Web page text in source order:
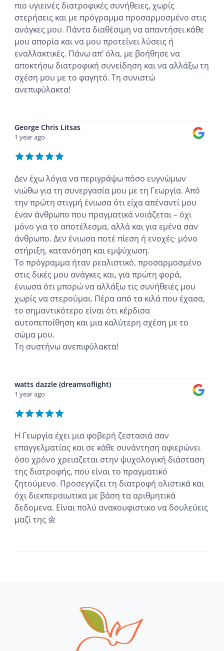
πιο υγιεινές διατροφικές συνήθειες, χωρίς
στερήσεις και με πρόγραμμα προσαρμοσμένο στις
ανάγκες μου. Πάντα διαθέσιμη να απαντήσει κάθε
μου απορία και να μου προτείνει λύσεις ή
εναλλακτικές. Πάνω απ’ όλα, με βοήθησε να
αποκτήσω διατροφική συνείδηση και να αλλάξω τη
σχέση μου με το φαγητό. Τη συνιστώ
ανεπιφύλακτα!
George Chris Litsas
1 year ago
Δεν έχω λόγια να περιγράψω πόσο ευγνώμων
νιώθω για τη συνεργασία μου με τη Γεωργία. Από
την πρώτη στιγμή ένιωσα ότι είχα απέναντί μου
έναν άνθρωπο που πραγματικά νοιάζεται – όχι
μόνο για το αποτέλεσμα, αλλά και για εμένα σαν
άνθρωπο. Δεν ένιωσα ποτέ πίεση ή ενοχές· μόνο
στήριξη, κατανόηση και εμψύχωση.
Το πρόγραμμα ήταν ρεαλιστικό, προσαρμοσμένο
στις δικές μου ανάγκες και, για πρώτη φορά,
ένιωσα ότι μπορώ να αλλάξω τις συνήθειές μου
χωρίς να στερούμαι. Πέρα από τα κιλά που έχασα,
το σημαντικότερο είναι ότι κέρδισα
αυτοπεποίθηση και μια καλύτερη σχέση με το
σώμα μου.
Τη συστήνω ανεπιφύλακτα!
watts dazzle (dreamsoflight)
1 year ago
Η Γεωργία έχει μια φοβερή ζεστασιά σαν
επαγγελματίας και σε κάθε συνάντηση αφιερώνει
όσο χρόνο χρειαζεται στην ψυχολογική διάσταση
της διατροφής, που είναι το πραγματικό
ζητούμενο. Προσεγγίζει τη διατροφή ολιστικά και
όχι διεκπεραιωτικα με βάση τα αριθμητικά
δεδομενα. Είναι πολύ ανακουφιστικο να δουλεύεις
μαζί της 🌼